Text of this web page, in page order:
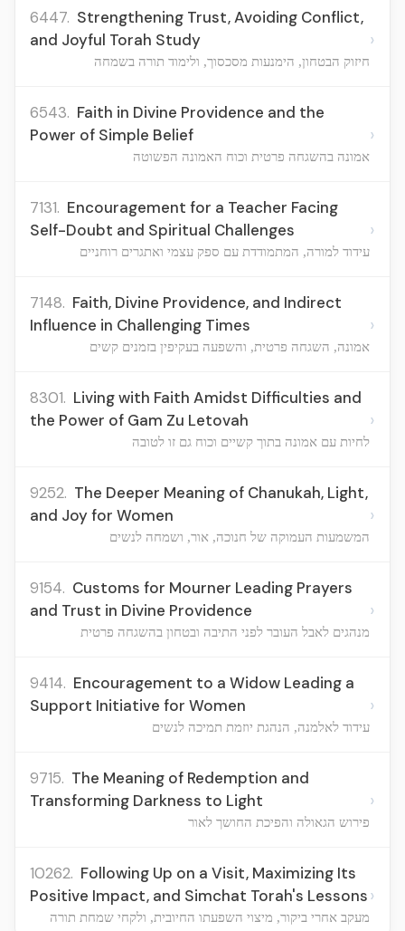
6447. Strengthening Trust, Avoiding Conflict,
and Joyful Torah Study
חיזוק הבטחון, הימנעות מסכסוך, ולימוד תורה בשמחה
›
6543. Faith in Divine Providence and the
Power of Simple Belief
אמונה בהשגחה פרטית וכוח האמונה הפשוטה
›
7131. Encouragement for a Teacher Facing
Self-Doubt and Spiritual Challenges
עידוד למורה, המתמודדת עם ספק עצמי ואתגרים רוחניים
›
7148. Faith, Divine Providence, and Indirect
Influence in Challenging Times
אמונה, השגחה פרטית, והשפעה בעקיפין בזמנים קשים
›
8301. Living with Faith Amidst Difficulties and
the Power of Gam Zu Letovah
לחיות עם אמונה בתוך קשיים וכוח גם זו לטובה
›
9252. The Deeper Meaning of Chanukah, Light,
and Joy for Women
המשמעות העמוקה של חנוכה, אור, ושמחה לנשים
›
9154. Customs for Mourner Leading Prayers
and Trust in Divine Providence
מנהגים לאבל העובר לפני התיבה ובטחון בהשגחה פרטית
›
9414. Encouragement to a Widow Leading a
Support Initiative for Women
עידוד לאלמנה, הנהגת יוזמת תמיכה לנשים
›
9715. The Meaning of Redemption and
Transforming Darkness to Light
פירוש הגאולה והפיכת החושך לאור
›
10262. Following Up on a Visit, Maximizing Its
Positive Impact, and Simchat Torah's Lessons
מעקב אחרי ביקור, מיצוי השפעתו החיובית, ולקחי שמחת תורה
›